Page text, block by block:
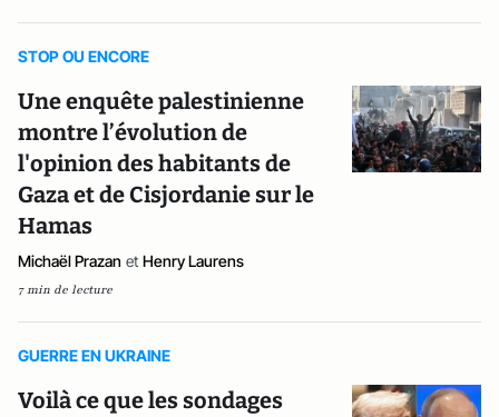
STOP OU ENCORE
Une enquête palestinienne
montre l’évolution de
l'opinion des habitants de
Gaza et de Cisjordanie sur le
Hamas
Michaël Prazan et Henry Laurens
7 min de lecture
GUERRE EN UKRAINE
Voilà ce que les sondages